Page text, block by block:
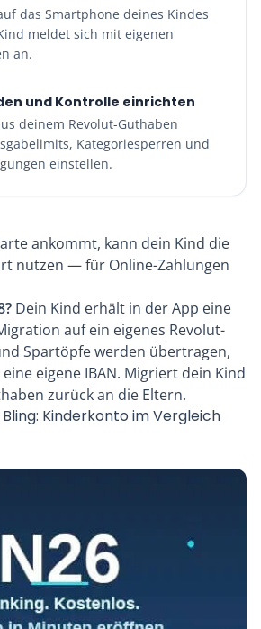
das Smartphone deines Kindes
meldet sich mit eigenen
an.
und Kontrolle einrichten
deinem Revolut-Guthaben
Kategoriesperren und
einstellen.
ankommt, kann dein Kind die
nutzen — für Online-Zahlungen
Dein Kind erhält in der App eine
auf ein eigenes Revolut-
Spartöpfe werden übertragen,
eigene IBAN. Migriert dein Kind
zurück an die Eltern.
Bling: Kinderkonto im Vergleich